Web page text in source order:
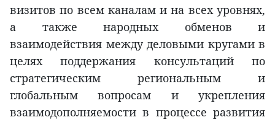
визитов по всем каналам и на всех уровнях,
а также народных обменов и
взаимодействия между деловыми кругами в
целях поддержания консультаций по
стратегическим региональным и
глобальным вопросам и укрепления
взаимодополняемости в процессе развития